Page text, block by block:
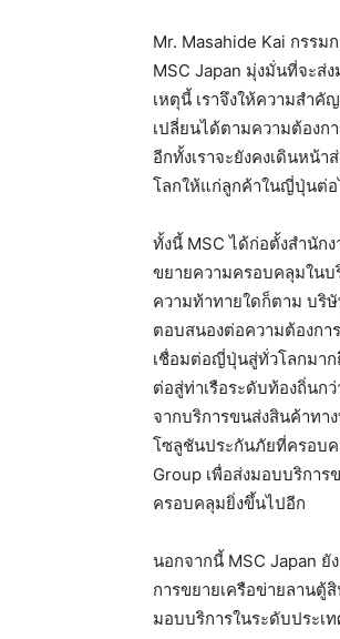
Mr. Masahide Kai กรร
MSC Japan มุ่งมั่นที่จะส่
เหตุนี้ เราจึงให้ความสำ
เปลี่ยนได้ตามความต้องก
อีกทั้งเราจะยังคงเดินหน้
โลกให้แก่ลูกค้าในญี่ปุ่นต่อ
ทั้งนี้ MSC ได้ก่อตั้งสำนัก
ขยายความครอบคลุมในบ
ความท้าทายใดก็ตาม บริ
ตอบสนองต่อความต้องกา
เชื่อมต่อญี่ปุ่นสู่ทั่วโลกมาก
ต่อสู่ท่าเรือระดับท้องถิ่นก
จากบริการขนส่งสินค้าทา
โซลูชันประกันภัยที่ครอบค
Group เพื่อส่งมอบบริการ
ครอบคลุมยิ่งขึ้นไปอีก
นอกจากนี้ MSC Japan ยั
การขยายเครือข่ายลานตู้
มอบบริการในระดับประเ